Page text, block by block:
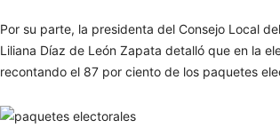
Por su parte, la presidenta del Consejo Local
Liliana Díaz de León Zapata detalló que en la
recontando el 87 por ciento de los paquetes